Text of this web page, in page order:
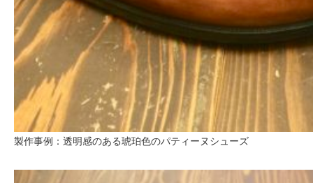
製作事例：透明感のある琥珀色のパティーヌシューズ